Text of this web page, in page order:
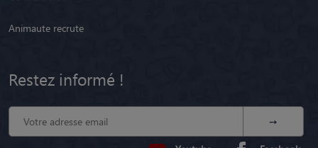
Animaute recrute
Restez informé !